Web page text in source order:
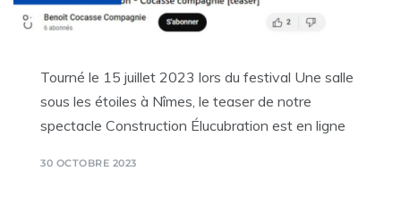
Tourné le 15 juillet 2023 lors du festival Une salle
sous les étoiles à Nîmes, le teaser de notre
spectacle Construction Élucubration est en ligne
30 OCTOBRE 2023